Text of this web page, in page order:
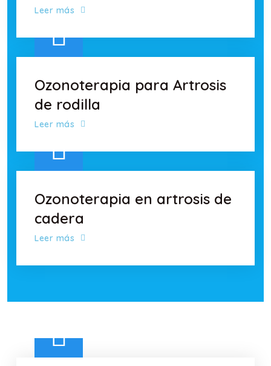
Leer más
Ozonoterapia para Artrosis
de rodilla
Leer más
Ozonoterapia en artrosis de
cadera
Leer más